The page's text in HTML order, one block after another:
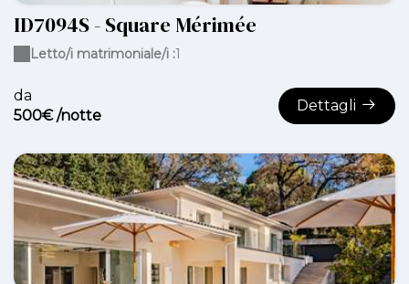
ID7094S - Square Mérimée
da
500€ /notte
Dettagli
Letto/i matrimoniale/i :1